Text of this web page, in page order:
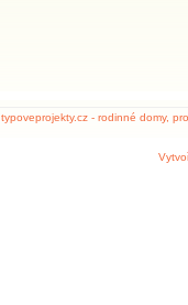
typoveprojekty.cz - rodinné domy,